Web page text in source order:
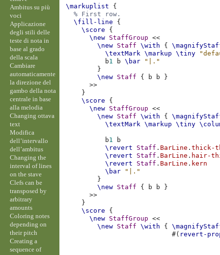
\markuplist
{
% First row.
\fill-line
{
\score
{
\new StaffGroup
<<
\new Staff \with {
\textMark \markup \tiny
b1 b \bar
"|."
}
\new Staff { b b
}
>>
}
\score
{
\new StaffGroup
<<
\new Staff \with {
\textMark \markup \tiny
b1
b
\revert
Staff . BarLine .thick-
\revert
Staff . BarLine . hair-
\revert
Staff . BarLine . kern
\bar
"|."
}
\new Staff { b b
}
>>
}
\score
{
\new StaffGroup
<<
\new Staff \with {
#( revert-
Ambitus su più
voci
Applicazione
degli stili delle
teste di nota in
base al grado
della scala
Cambiare
automaticamente
la direzione del
gambo della nota
centrale in base
alla melodia
Changing ottava
text
Modifica
dell’intervallo
dell’ambitus
Changing the
interval of lines
on the stave
Clefs can be
transposed by
arbitrary
amounts
Coloring notes
depending on
their pitch
Creating a
sequence of